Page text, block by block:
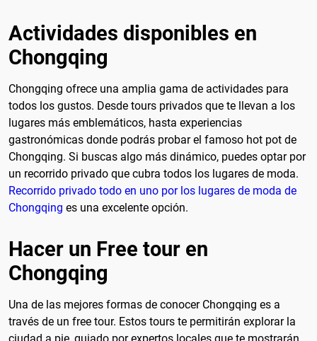
Actividades disponibles en
Chongqing
Chongqing ofrece una amplia gama de actividades para
todos los gustos. Desde tours privados que te llevan a los
lugares más emblemáticos, hasta experiencias
gastronómicas donde podrás probar el famoso hot pot de
Chongqing. Si buscas algo más dinámico, puedes optar por
un recorrido privado que cubra todos los lugares de moda.
Recorrido privado todo en uno por los lugares de moda de
Chongqing es una excelente opción.
Hacer un Free tour en
Chongqing
Una de las mejores formas de conocer Chongqing es a
través de un free tour. Estos tours te permitirán explorar la